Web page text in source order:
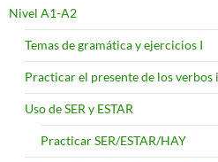
Nivel A1-A2
Temas de gramática y ejercicios I
Practicar el presente de los verbos
Uso de SER y ESTAR
Practicar SER/ESTAR/HAY